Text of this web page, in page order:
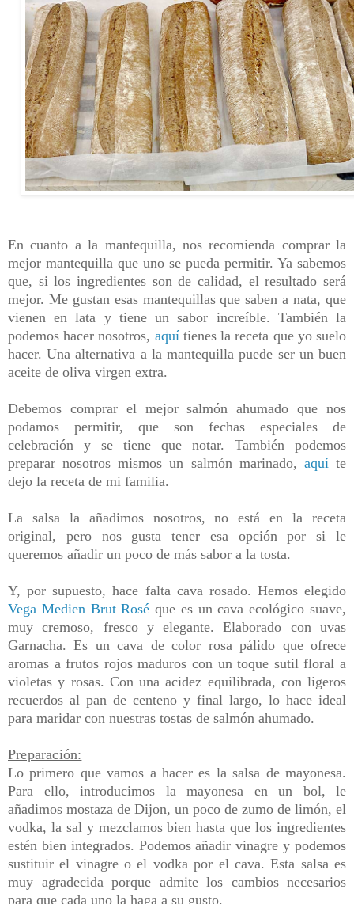
En cuanto a la mantequilla, nos recomienda comprar la
mejor mantequilla que uno se pueda permitir. Ya sabemos
que, si los ingredientes son de calidad, el resultado será
mejor. Me gustan esas mantequillas que saben a nata, que
vienen en lata y tiene un sabor increíble. También la
podemos hacer nosotros, aquítienes la receta que yo suelo
hacer. Una alternativa a la mantequilla puede ser un buen
aceite de oliva virgen extra.
Debemos comprar el mejor salmón ahumado que nos
podamos permitir, que son fechas especiales de
celebración y se tiene que notar. También podemos
preparar nosotros mismos un salmón marinado, aquíte
dejo la receta de mi familia.
La salsa la añadimos nosotros, no está en la receta
original, pero nos gusta tener esa opción por si le
queremos añadir un poco de más sabor a la tosta.
Y, por supuesto, hace falta cava rosado. Hemos elegido
Vega Medien Brut Rosé que es un cava ecológico suave,
muy cremoso, fresco y elegante. Elaborado con uvas
Garnacha. Es un cava de color rosa pálido que ofrece
aromas a frutos rojos maduros con un toque sutil floral a
violetas y rosas. Con una acidez equilibrada, con ligeros
recuerdos al pan de centeno y final largo, lo hace ideal
para maridar con nuestras tostas de salmón ahumado.
Preparación:
Lo primero que vamos a hacer es la salsa de mayonesa.
Para ello, introducimos la mayonesa en un bol, le
añadimos mostaza de Dijon, un poco de zumo de limón, el
vodka, la sal y mezclamos bien hasta que los ingredientes
estén bien integrados. Podemos añadir vinagre y podemos
sustituir el vinagre o el vodka por el cava. Esta salsa es
muy agradecida porque admite los cambios necesarios
para que cada uno la haga a su gusto.